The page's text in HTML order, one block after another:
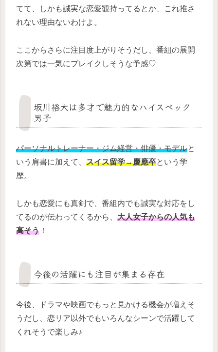
てて、しかも誠実な恋愛観持ってるとか、これ推さ
れない理由ないわけよ。
ここからさらに注目度上がりそうだし、番組の展開
次第では一気にブレイクしそうな予感♡
坂川裕大は多才で魅力的なハイスペック
男子
パーソナルトレーナー・ジム経営・俳優・モデルと
いう肩書に加えて、 スイス留学→慶應卒という学
歴。
しかも恋愛にも真剣で、番組内でも誠実な対応をし
てるのが伝わってくるから、 大人女子からの人気も
高そう ！
今後の活躍にも注目が集まる存在
今後、ドラマや映画でもっと見かける機会が増えそ
うだし、恋リア以外でもいろんなシーンで活躍して
くれそうで楽しみ♪